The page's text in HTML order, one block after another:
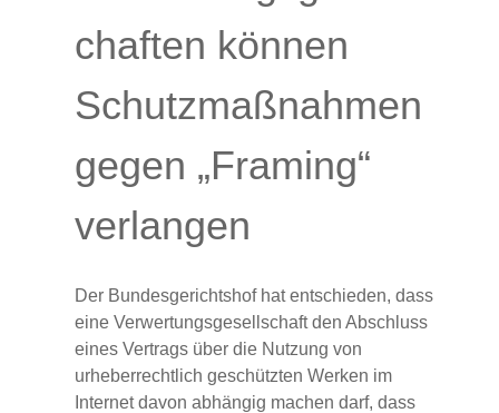
chaften können
Schutzmaßnahmen
gegen „Framing“
verlangen
Der Bundesgerichtshof hat entschieden, dass
eine Verwertungsgesellschaft den Abschluss
eines Vertrags über die Nutzung von
urheberrechtlich geschützten Werken im
Internet davon abhängig machen darf, dass